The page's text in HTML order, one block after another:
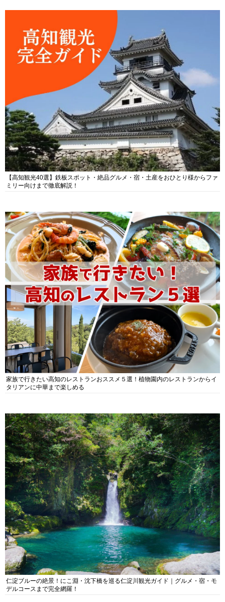
【高知観光40選】鉄板スポット・絶品グルメ・宿・土産をおひとり様からファ
ミリー向けまで徹底解説！
家族で行きたい高知のレストランおススメ５選！植物園内のレストランからイ
タリアンに中華まで楽しめる
仁淀ブルーの絶景！にこ淵・沈下橋を巡る仁淀川観光ガイド｜グルメ・宿・モ
デルコースまで完全網羅！